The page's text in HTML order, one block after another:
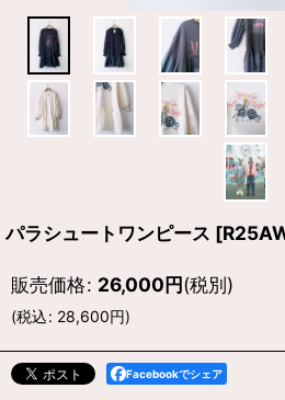
パラシュートワンピース [
販売価格: 26,000円(税別)
(税込: 28,600円)
Facebookでシェア